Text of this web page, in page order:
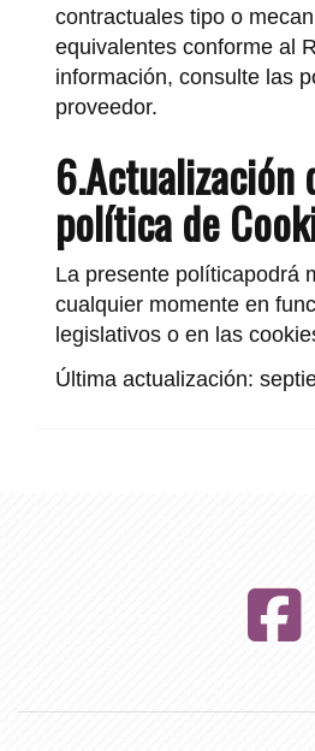
contractuales tipo o
equivalentes conforme al
información, consulte las
proveedor.
6.Actualización
política de
La presente políticapodrá
cualquier momente en
legislativos o en las
Última actualización: